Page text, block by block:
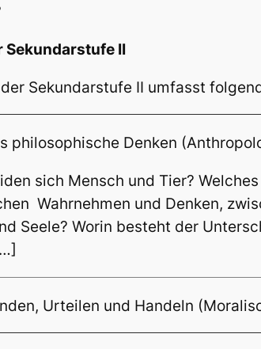
II
Sekundarstufe II umfasst
philosophische Denken
sich Mensch und Tier?
Wahrnehmen und Denken,
Seele? Worin besteht der
Urteilen und Handeln